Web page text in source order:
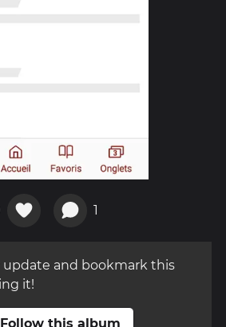
1
update and bookmark this
it!
Follow this album